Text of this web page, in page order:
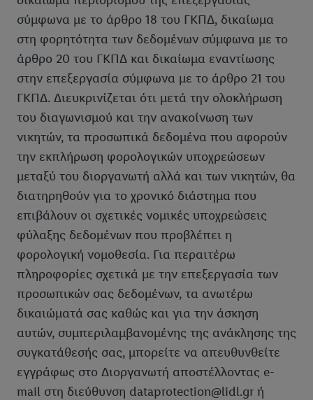
σύμφωνα με το άρθρο 18 του ΓΚΠΔ, δικαίωμα
στη φορητότητα των δεδομένων σύμφωνα με το
άρθρο 20 του ΓΚΠΔ και δικαίωμα εναντίωσης
στην επεξεργασία σύμφωνα με το άρθρο 21 του
ΓΚΠΔ. Διευκρινίζεται ότι μετά την ολοκλήρωση
του διαγωνισμού και την ανακοίνωση των
νικητών, τα προσωπικά δεδομένα που αφορούν
την εκπλήρωση φορολογικών υποχρεώσεων
μεταξύ του διοργανωτή αλλά και των νικητών, θα
διατηρηθούν για το χρονικό διάστημα που
επιβάλουν οι σχετικές νομικές υποχρεώσεις
φύλαξης δεδομένων που προβλέπει η
φορολογική νομοθεσία. Για περαιτέρω
πληροφορίες σχετικά με την επεξεργασία των
προσωπικών σας δεδομένων, τα ανωτέρω
δικαιώματά σας καθώς και για την άσκηση
αυτών, συμπεριλαμβανομένης της ανάκλησης της
συγκατάθεσής σας, μπορείτε να απευθυνθείτε
εγγράφως στο Διοργανωτή αποστέλλοντας e-
mail στη διεύθυνση dataprotection@lidl.gr ή